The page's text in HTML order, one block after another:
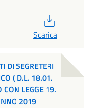
Scarica
DI SEGRETERI
( D.L. 18.01.
LEGGE 19.
2019